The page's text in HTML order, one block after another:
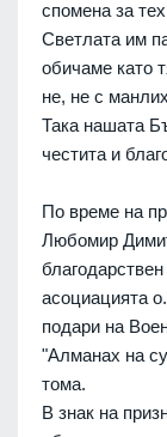
спомена за
Светлата им
обичаме като
не, не с
Така нашата
честита и
По време на
Любомир
асоциацията
подари на
"Алманах на
тома.
В знак на